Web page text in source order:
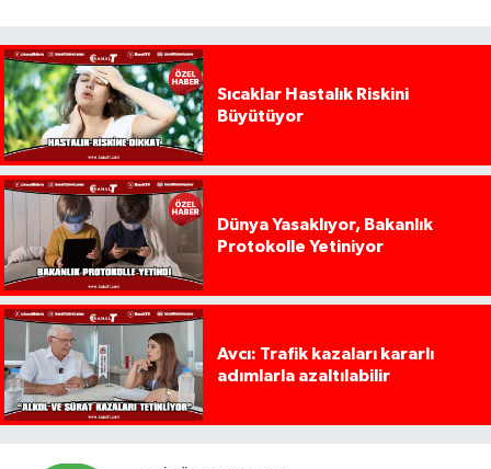
Sıcaklar Hastalık Riskini
Büyütüyor
Dünya Yasaklıyor, Bakanlık
Protokolle Yetiniyor
Avcı: Trafik kazaları kararlı
adımlarla azaltılabilir